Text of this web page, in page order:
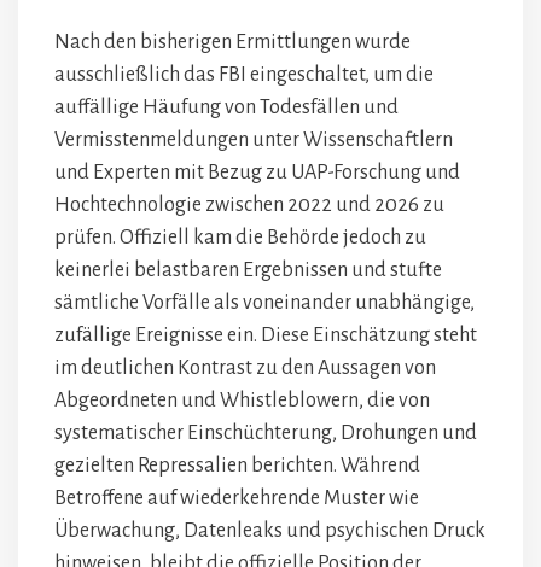
Nach den bisherigen Ermittlungen wurde
ausschließlich das FBI eingeschaltet, um die
auffällige Häufung von Todesfällen und
Vermisstenmeldungen unter Wissenschaftlern
und Experten mit Bezug zu UAP-Forschung und
Hochtechnologie zwischen 2022 und 2026 zu
prüfen. Offiziell kam die Behörde jedoch zu
keinerlei belastbaren Ergebnissen und stufte
sämtliche Vorfälle als voneinander unabhängige,
zufällige Ereignisse ein. Diese Einschätzung steht
im deutlichen Kontrast zu den Aussagen von
Abgeordneten und Whistleblowern, die von
systematischer Einschüchterung, Drohungen und
gezielten Repressalien berichten. Während
Betroffene auf wiederkehrende Muster wie
Überwachung, Datenleaks und psychischen Druck